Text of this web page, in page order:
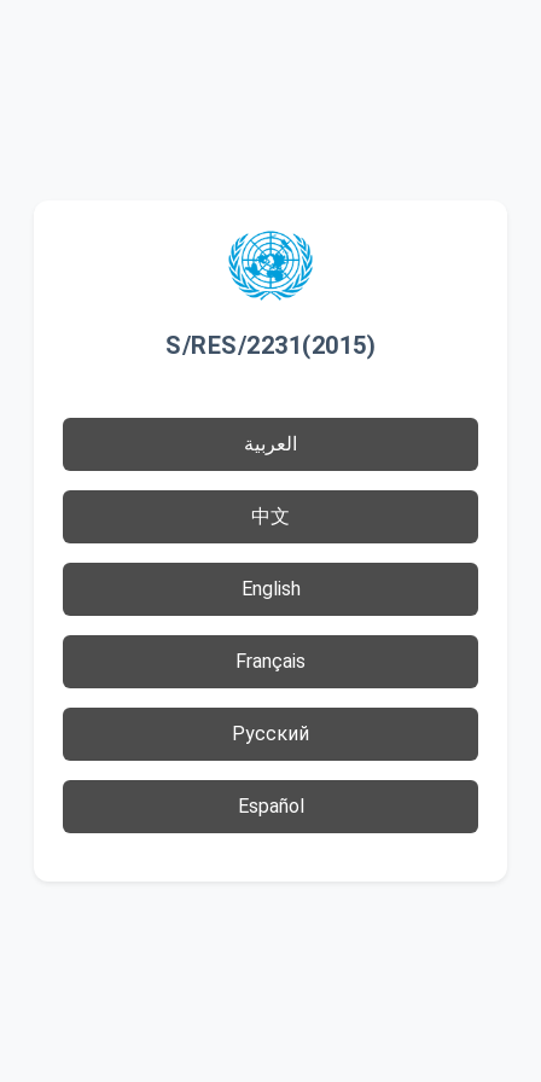
S/RES/2231(2015)
العربية
中文
English
Français
Русский
Español